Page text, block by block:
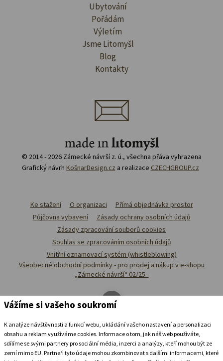
Ubytování
Pořádám
Výletím
Jsme Litomyšl
Blog
Kontakty
© 2014 - 2026 Zámecké návrší z. ú., všechna přáva vyhrazena
Grafický návrh KošnarDesign.cz a realizace CZECHGROUP.cz
Ke stažení O organizaci
Přímá objednávka prostor
Půjčovna vybavení
Zásady ochrany osobních údajů
Zásady zpracování souborů cookies
Souhlas se zpracováním osobních údajů
Vnitřní oznamovací systém (whistleblowing)
Všeobecné obchodní podmínky - pro prodej a nákup v e-shopu
„Zámecké návrší“ 02/25 -
Vážíme si vašeho soukromí
K analýze návštěvnosti a funkcí webu, ukládání vašeho nastavení a personalizaci
obsahu a reklam využíváme cookies. Informace o tom, jak náš web používáte,
sdílíme se svými partnery pro sociální média, inzerci a analýzy, kteří mohou být ze
zemí mimo EU. Partneři tyto údaje mohou zkombinovat s dalšími informacemi, které